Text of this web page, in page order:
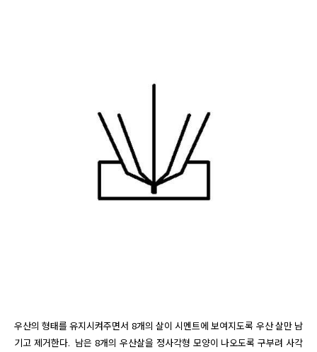
우산의 형태를 유지시켜주면서 8개의 살이 시멘트에 보여지도록 우산 살만 남
기고 제거한다.  남은 8개의 우산살을 정사각형 모양이 나오도록 구부려 사각